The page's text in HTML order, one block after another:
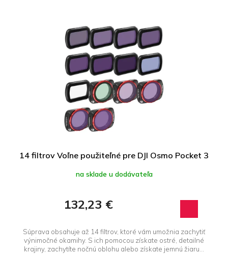
14 filtrov Voľne použiteľné pre DJI Osmo Pocket 3
na sklade u dodávateľa
132,23 €
Súprava obsahuje až 14 filtrov, ktoré vám umožnia zachytiť
výnimočné okamihy. S ich pomocou získate ostré, detailné
krajiny, zachytíte nočnú oblohu alebo získate jemnú žiaru...